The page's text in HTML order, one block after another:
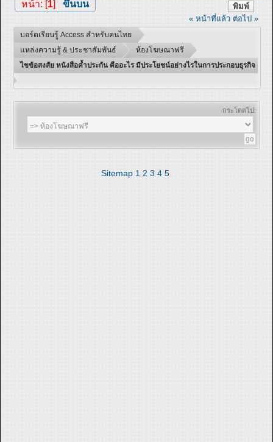
พิมพ์
หน้า: [ 1] ขึ้นบน
« หน้าที่แล้ว ต่อไป »
บอร์ดเรียนรู้ Access สำหรับคนไทย
แหล่งความรู้ & ประชาสัมพันธ์
ห้องโฆษณาฟรี
ไขข้อสงสัย หนังสือค้ำประกัน คืออะไร มีประโยชน์อย่างไรในการประกอบธุรกิจ
กระโดดไป:
Sitemap 1 2 3 4 5